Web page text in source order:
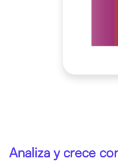
Analiza y crece